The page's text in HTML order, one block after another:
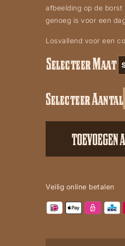
afbeelding op de borst
genoeg is voor een
Losvallend voor een
Selecteer Maat
Relaxed
Logo
lime
aantal
Selecteer Aantal
TOEVOEGEN
Veilig online betalen